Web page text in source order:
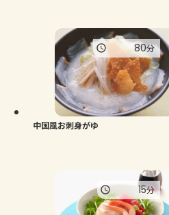
中国風お刺身がゆ
80分
15分